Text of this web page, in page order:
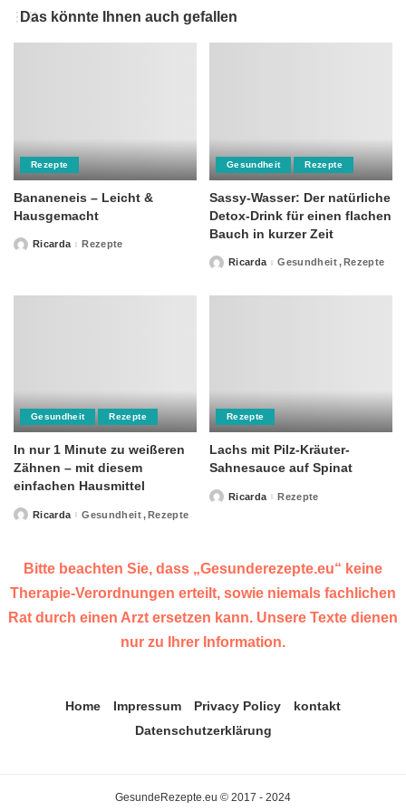
Das könnte Ihnen auch gefallen
Rezepte
Bananeneis – Leicht &
Hausgemacht
PostedRicarda Rezepte
Gesundheit Rezepte
Sassy-Wasser: Der natürliche
Detox-Drink für einen flachen
Bauch in kurzer Zeit
PostedRicarda Gesundheit Rezepte
Gesundheit Rezepte
In nur 1 Minute zu weißeren
Zähnen – mit diesem
einfachen Hausmittel
PostedRicarda Gesundheit Rezepte
Rezepte
Lachs mit Pilz-Kräuter-
Sahnesauce auf Spinat
PostedRicarda Rezepte
Bitte beachten Sie, dass „Gesunderezepte.eu“ keine
Therapie-Verordnungen erteilt, sowie niemals fachlichen
Rat durch einen Arzt ersetzen kann. Unsere Texte dienen
nur zu Ihrer Information.
Home Impressum Privacy Policy
kontakt
Datenschutzerklärung
GesundeRezepte.eu © 2017 - 2024